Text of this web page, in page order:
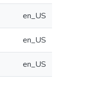
en_US
en_US
en_US